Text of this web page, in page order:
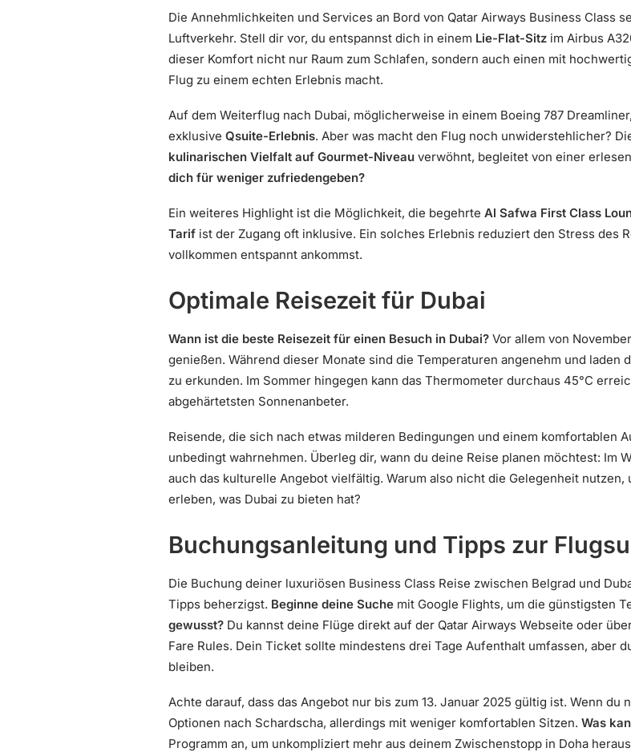
Die Annehmlichkeiten und Services an Bord von Qatar Airways Business Class
Luftverkehr. Stell dir vor, du entspannst dich in einem Lie-Flat-Sitz im Airbus
dieser Komfort nicht nur Raum zum Schlafen, sondern auch einen mit
Flug zu einem echten Erlebnis macht.
Auf dem Weiterflug nach Dubai, möglicherweise in einem Boeing 787
exklusive Qsuite-Erlebnis. Aber was macht den Flug noch unwiderstehlicher?
kulinarischen Vielfalt auf Gourmet-Niveau verwöhnt, begleitet von einer
dich für weniger zufriedengeben?
Ein weiteres Highlight ist die Möglichkeit, die begehrte Al Safwa First Class
Tarif ist der Zugang oft inklusive. Ein solches Erlebnis reduziert den Stress des
vollkommen entspannt ankommst.
Optimale Reisezeit für Dubai
Wann ist die beste Reisezeit für einen Besuch in Dubai? Vor allem von
genießen. Während dieser Monate sind die Temperaturen angenehm und laden
zu erkunden. Im Sommer hingegen kann das Thermometer durchaus 45°C
abgehärtetsten Sonnenanbeter.
Reisende, die sich nach etwas milderen Bedingungen und einem komfortablen
unbedingt wahrnehmen. Überleg dir, wann du deine Reise planen möchtest: Im
auch das kulturelle Angebot vielfältig. Warum also nicht die Gelegenheit
erleben, was Dubai zu bieten hat?
Buchungsanleitung und Tipps zur
Die Buchung deiner luxuriösen Business Class Reise zwischen Belgrad und
Tipps beherzigst. Beginne deine Suche mit Google Flights, um die günstigsten
gewusst? Du kannst deine Flüge direkt auf der Qatar Airways Webseite oder
Fare Rules. Dein Ticket sollte mindestens drei Tage Aufenthalt umfassen, aber
bleiben.
Achte darauf, dass das Angebot nur bis zum 13. Januar 2025 gültig ist. Wenn
Optionen nach Schardscha, allerdings mit weniger komfortablen Sitzen. Was
Programm an, um unkompliziert mehr aus deinem Zwischenstopp in Doha